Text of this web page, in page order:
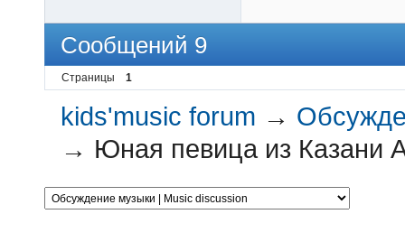
Сообщений 9
Страницы 1
kids'music forum →
→ Юная певица из Казани